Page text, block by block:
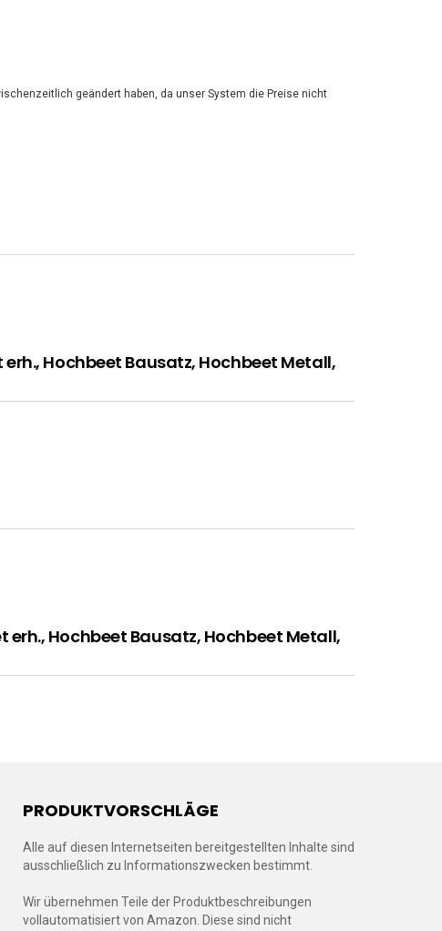
geändert haben, da unser System die Preise nicht
erh., Hochbeet Bausatz, Hochbeet Metall,
erh., Hochbeet Bausatz, Hochbeet Metall,
PRODUKTVORSCHLÄGE
Alle auf diesen Internetseiten bereitgestellten Inhalte sind
ausschließlich zu Informationszwecken bestimmt.
Wir übernehmen Teile der Produktbeschreibungen
vollautomatisiert von Amazon. Diese sind nicht